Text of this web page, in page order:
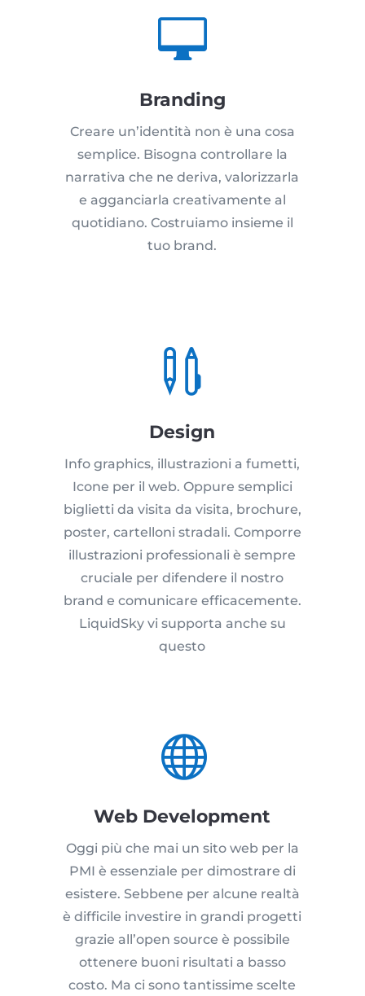

Branding
Creare un’identità non è una cosa
semplice. Bisogna controllare la
narrativa che ne deriva, valorizzarla
e agganciarla creativamente al
quotidiano. Costruiamo insieme il
tuo brand.

Design
Info graphics, illustrazioni a fumetti,
Icone per il web. Oppure semplici
biglietti da visita da visita, brochure,
poster, cartelloni stradali. Comporre
illustrazioni professionali è sempre
cruciale per difendere il nostro
brand e comunicare efficacemente.
LiquidSky vi supporta anche su
questo

Web Development
Oggi più che mai un sito web per la
PMI è essenziale per dimostrare di
esistere. Sebbene per alcune realtà
è difficile investire in grandi progetti
grazie all’open source è possibile
ottenere buoni risultati a basso
costo. Ma ci sono tantissime scelte